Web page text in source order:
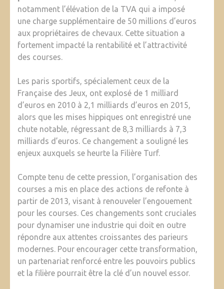
notamment l’élévation de la TVA qui a imposé
une charge supplémentaire de 50 millions d’euros
aux propriétaires de chevaux. Cette situation a
fortement impacté la rentabilité et l’attractivité
des courses.
Les paris sportifs, spécialement ceux de la
Française des Jeux, ont explosé de 1 milliard
d’euros en 2010 à 2,1 milliards d’euros en 2015,
alors que les mises hippiques ont enregistré une
chute notable, régressant de 8,3 milliards à 7,3
milliards d’euros. Ce changement a souligné les
enjeux auxquels se heurte la Filière Turf.
Compte tenu de cette pression, l’organisation des
courses a mis en place des actions de refonte à
partir de 2013, visant à renouveler l’engouement
pour les courses. Ces changements sont cruciales
pour dynamiser une industrie qui doit en outre
répondre aux attentes croissantes des parieurs
modernes. Pour encourager cette transformation,
un partenariat renforcé entre les pouvoirs publics
et la filière pourrait être la clé d’un nouvel essor.